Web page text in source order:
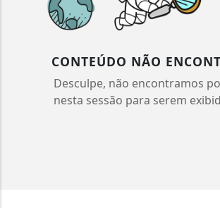
CONTEÚDO NÃO
Desculpe, não encontramos
nesta sessão para serem